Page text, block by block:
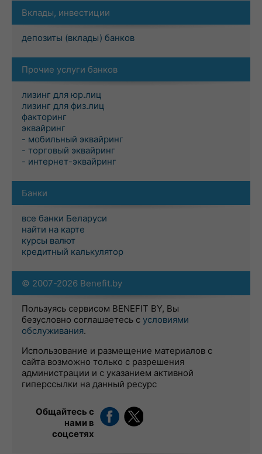
Вклады, инвестиции
депозиты (вклады) банков
Прочие услуги банков
лизинг для юр.лиц
лизинг для физ.лиц
факторинг
эквайринг
- мобильный эквайринг
- торговый эквайринг
- интернет-эквайринг
Банки
все банки Беларуси
найти на карте
курсы валют
кредитный калькулятор
© 2007-2026 Benefit.by
Пользуясь сервисом BENEFIT BY, Вы
безусловно соглашаетесь с условиями
обслуживания.
Использование и размещение материалов с
сайта возможно только с разрешения
администрации и с указанием активной
гиперссылки на данный ресурс
Общайтесь с
нами в
соцсетях